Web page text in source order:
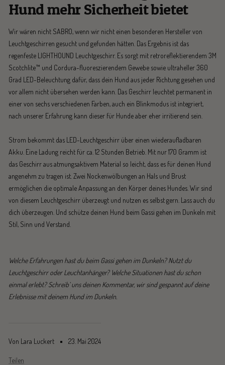
Von Lara Luckert 23. Mai 2024
Teilen
Hund mehr Sicherheit bietet
Wir wären nicht SABRO, wenn wir nicht einen besonderen Hersteller von
Leuchtgeschirren gesucht und gefunden hätten. Das Ergebnis ist das
regenfeste LIGHTHOUND Leuchtgeschirr. Es sorgt mit retroreflektierendem 3M
Scotchlite™ und Cordura-fluoreszierendem Gewebe sowie ultraheller 360
Grad LED-Beleuchtung dafür, dass dein Hund aus jeder Richtung gesehen und
vor allem nicht übersehen werden kann. Das Geschirr leuchtet permanent in
einer von sechs verschiedenen Farben, auch ein Blinkmodus ist integriert,
nach unserer Erfahrung kann dieser für Hunde aber eher irritierend sein.
Strom bekommt das LED-Leuchtgeschirr über einen wiederaufladbaren
Akku. Eine Ladung reicht für ca. 12 Stunden Betrieb. Mit nur 170 Gramm ist
das Geschirr aus atmungsaktivem Material so leicht, dass es für deinen Hund
angenehm zu tragen ist. Zwei Nockenwölbungen an Hals und Brust
ermöglichen die optimale Anpassung an den Körper deines Hundes. Wir sind
von diesem Leuchtgeschirr überzeugt und nutzen es selbst gern. Lass auch du
dich überzeugen. Und schütze deinen Hund beim Gassi gehen im Dunkeln mit
Stil, Sinn und Verstand.
Welche Erfahrungen hast du beim Gassi gehen im Dunkeln? Nutzt du
Leuchtgeschirr oder Leuchtanhänger? Welche Situationen hast du schon
einmal erlebt? Schreib‘ uns deinen Kommentar, wir sind gespannt auf deine
Erlebnisse mit deinem Hund im Dunkeln.